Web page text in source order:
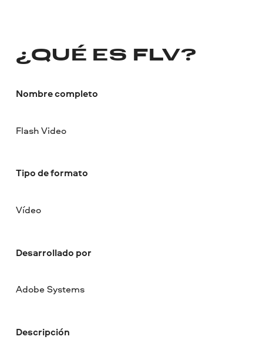
¿QUÉ ES FLV?
Nombre completo
Flash Video
Tipo de formato
Vídeo
Desarrollado por
Adobe Systems
Descripción